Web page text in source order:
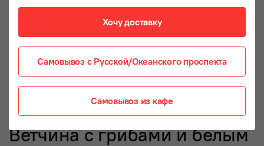
Ветчина с грибами и белым
Хочу доставку
Самовывоз с Русской/Океанского проспекта
Самовывоз из кафе